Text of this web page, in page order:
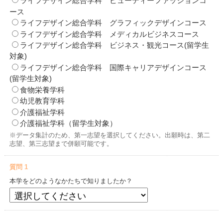
ース
ライフデザイン総合学科 グラフィックデザインコース
ライフデザイン総合学科 メディカルビジネスコース
ライフデザイン総合学科 ビジネス・観光コース(留学生
対象)
ライフデザイン総合学科 国際キャリアデザインコース
(留学生対象)
食物栄養学科
幼児教育学科
介護福祉学科
介護福祉学科（留学生対象）
※データ集計のため、第一志望を選択してください。出願時は、第二
志望、第三志望まで併願可能です。
質問 1
本学をどのようなかたちで知りましたか？